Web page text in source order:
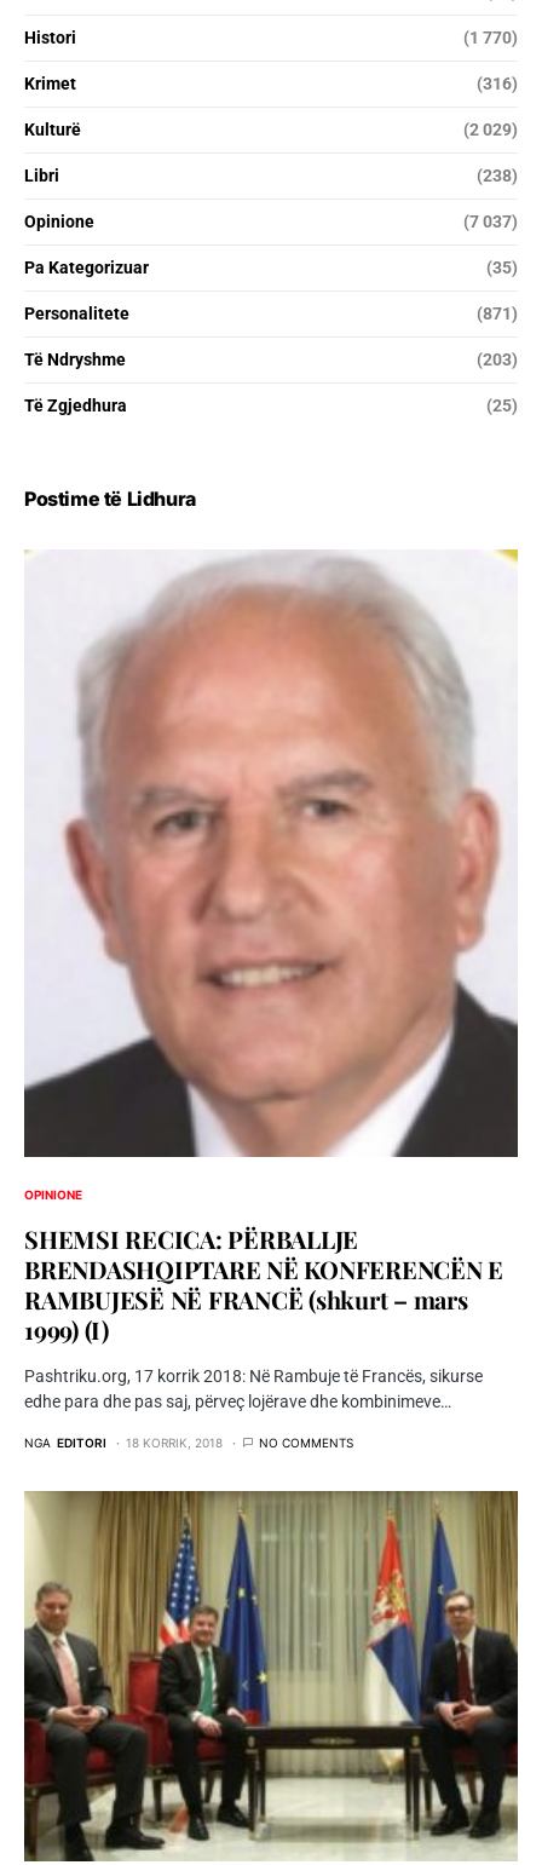
Histori (1 770)
Krimet (316)
Kulturë (2 029)
Libri (238)
Opinione (7 037)
Pa Kategorizuar (35)
Personalitete (871)
Të Ndryshme (203)
Të Zgjedhura (25)
Postime të Lidhura
OPINIONE
SHEMSI RECICA: PËRBALLJE
BRENDASHQIPTARE NË KONFERENCËN E
RAMBUJESË NË FRANCË (shkurt – mars
1999) (I)
Pashtriku.org, 17 korrik 2018: Në Rambuje të Francës, sikurse
edhe para dhe pas saj, përveç lojërave dhe kombinimeve…
NGA EDITORI 18 KORRIK, 2018 NO COMMENTS